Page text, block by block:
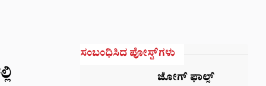
ಸಂಬಂಧಿಸಿದ ಪೋಸ್ಟ್‌ಗಳು
ಜೋಗ್ ಫಾಲ್ಸ್